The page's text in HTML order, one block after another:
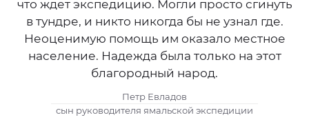
что ждет экспедицию. Могли просто сгинуть
в тундре, и никто никогда бы не узнал где.
Неоценимую помощь им оказало местное
население. Надежда была только на этот
благородный народ.
Петр Евладов
сын руководителя ямальской экспедиции